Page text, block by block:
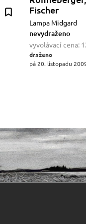
Fischer
Lampa Midgard
nevydraženo
vyvolávací cena:
draženo
pá 20. listopadu